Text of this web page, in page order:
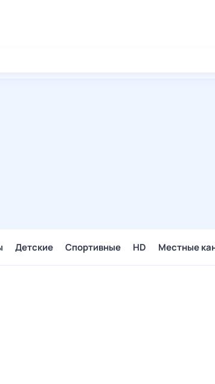
Детские Спортивные HD Местные